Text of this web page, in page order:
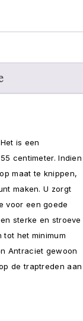
is een
centimeter. Indien
maat te knippen,
maken. U zorgt
voor een goede
sterke en stroeve
het minimum
Antraciet gewoon
de traptreden aan